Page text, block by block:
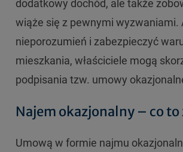
dodatkowy dochód, ale także
wiąże się z pewnymi wyzwaniami.
nieporozumień i zabezpieczyć
mieszkania, właściciele mogą
podpisania tzw. umowy
Najem okazjonalny – co to
Umową w formie najmu